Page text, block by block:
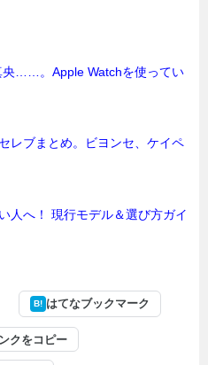
央……。Apple Watchを使ってい
レブまとめ。ビヨンセ、ケイペ
人へ！ 現行モデル＆選び方ガイ
B! はてなブックマーク
クをコピー